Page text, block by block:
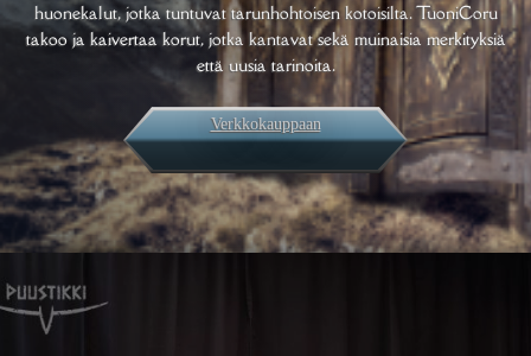
huonekalut, jotka tuntuvat tarunhohtoisen kotoisilta. TuoniCoru
takoo ja kaivertaa korut, jotka kantavat sekä muinaisia merkityksiä
että uusia tarinoita.
Verkkokauppaan